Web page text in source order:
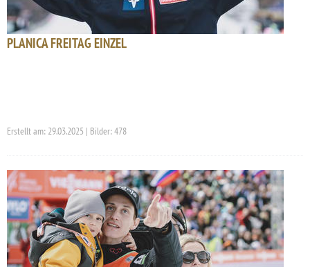
PLANICA FREITAG EINZEL
Erstellt am: 29.03.2025 | Bilder: 478